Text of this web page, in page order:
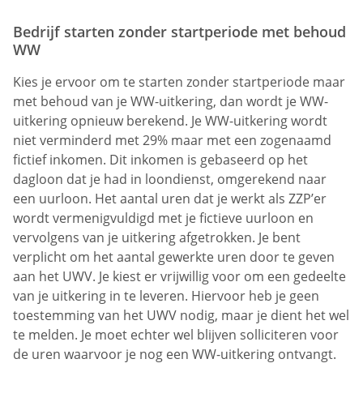
Bedrijf starten zonder startperiode met behoud
WW
Kies je ervoor om te starten zonder startperiode maar
met behoud van je WW-uitkering, dan wordt je WW-
uitkering opnieuw berekend. Je WW-uitkering wordt
niet verminderd met 29% maar met een zogenaamd
fictief inkomen. Dit inkomen is gebaseerd op het
dagloon dat je had in loondienst, omgerekend naar
een uurloon. Het aantal uren dat je werkt als ZZP’er
wordt vermenigvuldigd met je fictieve uurloon en
vervolgens van je uitkering afgetrokken. Je bent
verplicht om het aantal gewerkte uren door te geven
aan het UWV. Je kiest er vrijwillig voor om een gedeelte
van je uitkering in te leveren. Hiervoor heb je geen
toestemming van het UWV nodig, maar je dient het wel
te melden. Je moet echter wel blijven solliciteren voor
de uren waarvoor je nog een WW-uitkering ontvangt.